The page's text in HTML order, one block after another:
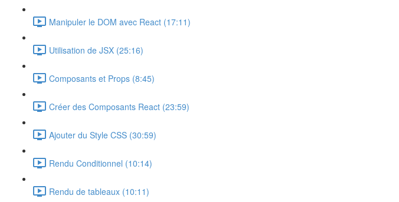
Manipuler le DOM avec React (17:11)
Utilisation de JSX (25:16)
Composants et Props (8:45)
Créer des Composants React (23:59)
Ajouter du Style CSS (30:59)
Rendu Conditionnel (10:14)
Rendu de tableaux (10:11)